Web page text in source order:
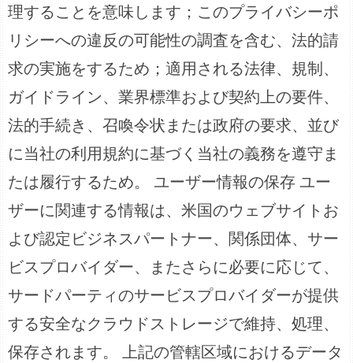
理することを意味します；このプライバシーポ
リシーへの違反の可能性の調査を含む、法的請
求の実施をするため；適用される法律、規制、
ガイドライン、業界標準および契約上の要件、
法的手続き、召喚令状または政府の要求、並び
に当社の利用規約に基づく当社の義務を遵守ま
たは履行するため。 ユーザー情報の保存 ユー
ザーに関連する情報は、米国のウェブサイトお
よび認定ビジネスパートナー、関係団体、サー
ビスプロバイダー、またさらに必要に応じて、
サードパーティのサービスプロバイダーが提供
する安全なクラウドストレージで維持、処理、
保存されます。 上記の管轄区域におけるデータ